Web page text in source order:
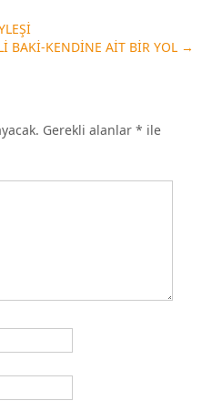
BAKİ-KENDİNE AİT BİR YOL →
Gerekli alanlar * ile